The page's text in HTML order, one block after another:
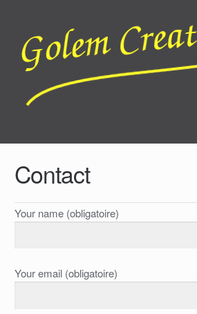
Contact
Your name (obligatoire)
Your email (obligatoire)